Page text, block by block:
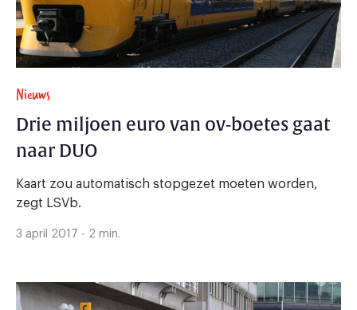
Nieuws
Drie miljoen euro van ov-boetes gaat
naar DUO
Kaart zou automatisch stopgezet moeten worden,
zegt LSVb.
3 april 2017 - 2 min.